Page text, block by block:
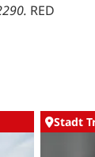
RED
Stadt